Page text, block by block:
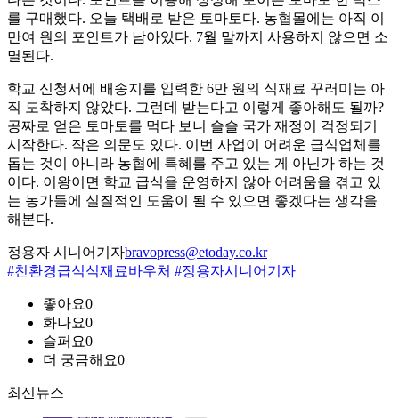
를 구매했다. 오늘 택배로 받은 토마토다. 농협몰에는 아직 이
만여 원의 포인트가 남아있다. 7월 말까지 사용하지 않으면 소
멸된다.
학교 신청서에 배송지를 입력한 6만 원의 식재료 꾸러미는 아
직 도착하지 않았다. 그런데 받는다고 이렇게 좋아해도 될까?
공짜로 얻은 토마토를 먹다 보니 슬슬 국가 재정이 걱정되기
시작한다. 작은 의문도 있다. 이번 사업이 어려운 급식업체를
돕는 것이 아니라 농협에 특혜를 주고 있는 게 아닌가 하는 것
이다. 이왕이면 학교 급식을 운영하지 않아 어려움을 겪고 있
는 농가들에 실질적인 도움이 될 수 있으면 좋겠다는 생각을
해본다.
정용자 시니어기자bravopress@etoday.co.kr
#친환경급식식재료바우처 #정용자시니어기자
좋아요0
화나요0
슬퍼요0
더 궁금해요0
최신뉴스